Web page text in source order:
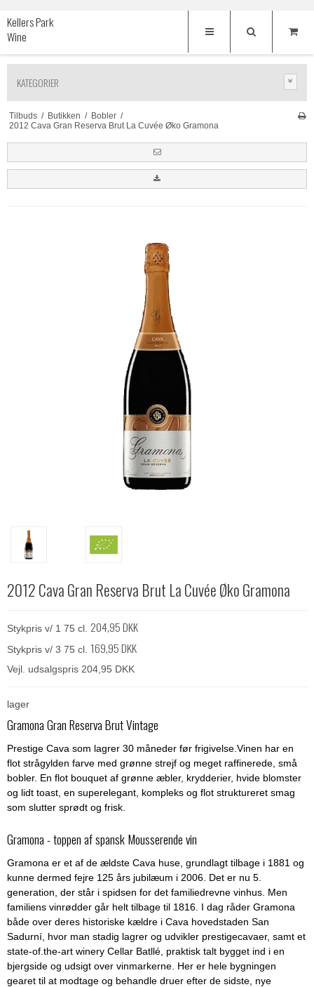
Kellers Park
Wine
KATEGORIER
Tilbuds / Butikken / Bobler /
2012 Cava Gran Reserva Brut La Cuvée Øko Gramona
2012 Cava Gran Reserva Brut La Cuvée Øko Gramona
Stykpris v/ 1 75 cl. 204,95 DKK
Stykpris v/ 3 75 cl. 169,95 DKK
Vejl. udsalgspris 204,95 DKK
lager
Gramona Gran Reserva Brut Vintage
Prestige Cava som lagrer 30 måneder før frigivelse.Vinen har en
flot strågylden farve med grønne strejf og meget raffinerede, små
bobler. En flot bouquet af grønne æbler, krydderier, hvide blomster
og lidt toast, en superelegant, kompleks og flot struktureret smag
som slutter sprødt og frisk.
Gramona - toppen af spansk Mousserende vin
Gramona er et af de ældste Cava huse, grundlagt tilbage i 1881 og
kunne dermed fejre 125 års jubilæum i 2006. Det er nu 5.
generation, der står i spidsen for det familiedrevne vinhus. Men
familiens vinrødder går helt tilbage til 1816. I dag råder Gramona
både over deres historiske kældre i Cava hovedstaden San
Sadurní, hvor man stadig lagrer og udvikler prestigecavaer, samt et
state-of.the-art winery Cellar Batllé, praktisk talt bygget ind i en
bjergside og udsigt over vinmarkerne. Her er hele bygningen
gearet til at modtage og behandle druer efter de sidste, nye